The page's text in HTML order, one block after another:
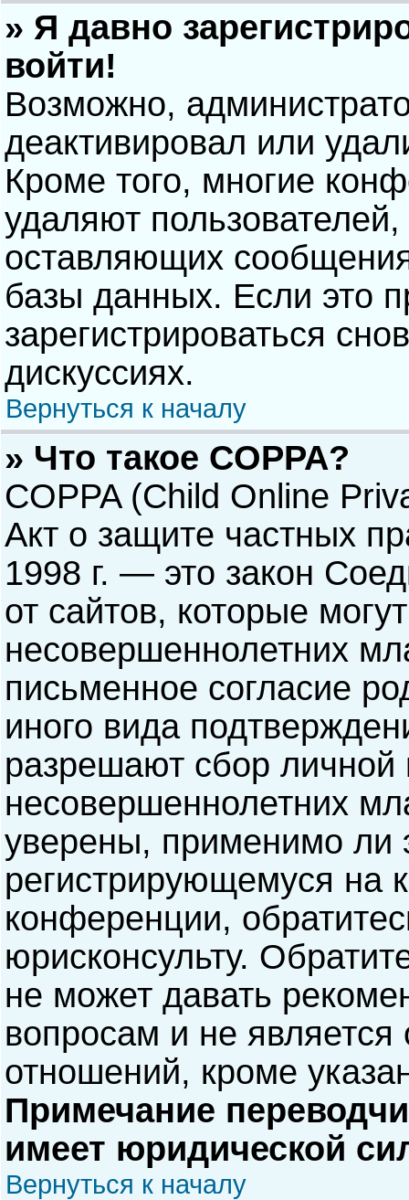
» Я давно
войти!
Возможно,
деактивировал или
Кроме того, многие
удаляют
оставляющих
базы данных. Если это
зарегистрироваться
дискуссиях.
Вернуться к началу
» Что такое COPPA?
COPPA (Child Online
Акт о защите частных
1998 г. — это закон
от сайтов, которые
несовершеннолетних
письменное согласие
иного вида
разрешают сбор
несовершеннолетних
уверены, применимо ли
регистрирующемуся на
конференции,
юрисконсульту.
не может давать
вопросам и не
отношений, кроме
Примечание
имеет юридической
Вернуться к началу